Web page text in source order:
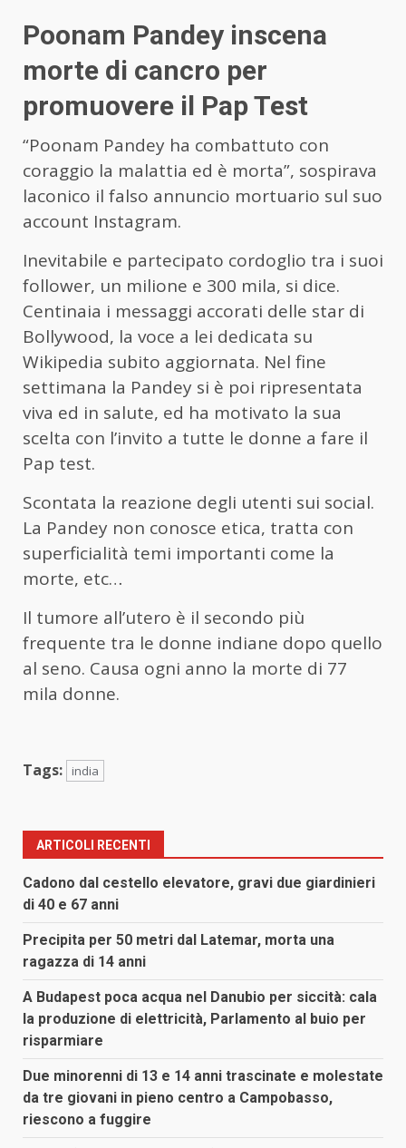
Poonam Pandey inscena
morte di cancro per
promuovere il Pap Test
“Poonam Pandey ha combattuto con
coraggio la malattia ed è morta”, sospirava
laconico il falso annuncio mortuario sul suo
account Instagram.
Inevitabile e partecipato cordoglio tra i suoi
follower, un milione e 300 mila, si dice.
Centinaia i messaggi accorati delle star di
Bollywood, la voce a lei dedicata su
Wikipedia subito aggiornata. Nel fine
settimana la Pandey si è poi ripresentata
viva ed in salute, ed ha motivato la sua
scelta con l’invito a tutte le donne a fare il
Pap test.
Scontata la reazione degli utenti sui social.
La Pandey non conosce etica, tratta con
superficialità temi importanti come la
morte, etc…
Il tumore all’utero è il secondo più
frequente tra le donne indiane dopo quello
al seno. Causa ogni anno la morte di 77
mila donne.
Tags: india
ARTICOLI RECENTI
Cadono dal cestello elevatore, gravi due giardinieri
di 40 e 67 anni
Precipita per 50 metri dal Latemar, morta una
ragazza di 14 anni
A Budapest poca acqua nel Danubio per siccità: cala
la produzione di elettricità, Parlamento al buio per
risparmiare
Due minorenni di 13 e 14 anni trascinate e molestate
da tre giovani in pieno centro a Campobasso,
riescono a fuggire